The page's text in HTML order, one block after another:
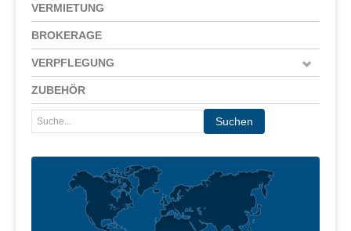
VERMIETUNG
BROKERAGE
VERPFLEGUNG
ZUBEHÖR